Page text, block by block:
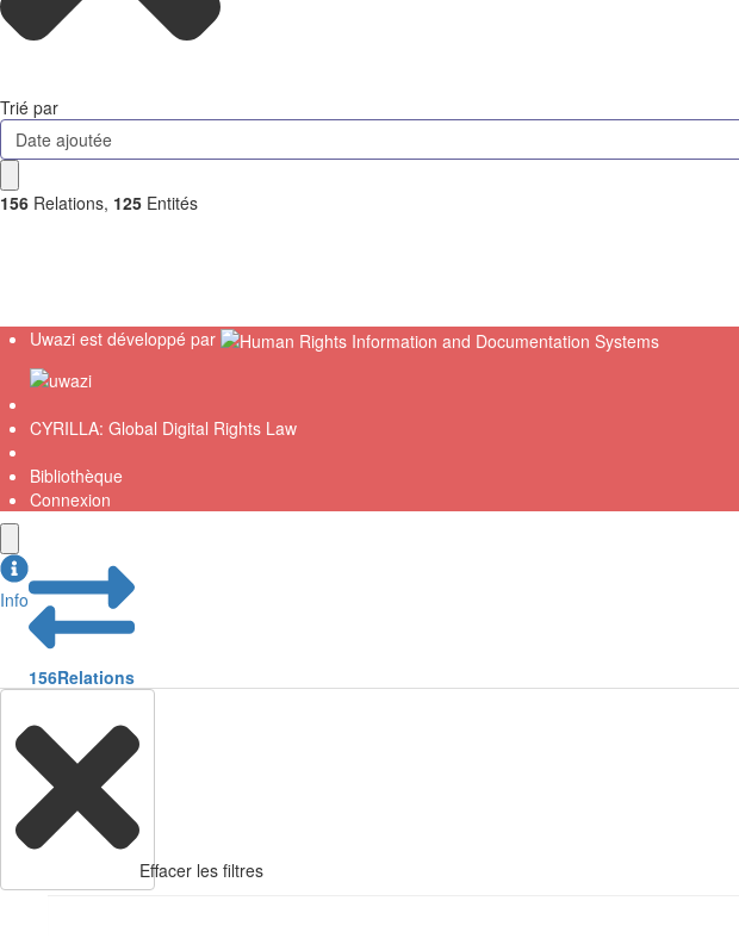
Trié par
Date ajoutée
156 Relations, 125 Entités
Uwazi est développé par
CYRILLA: Global Digital Rights Law
Bibliothèque
Connexion
Info
156Relations
Effacer les filtres